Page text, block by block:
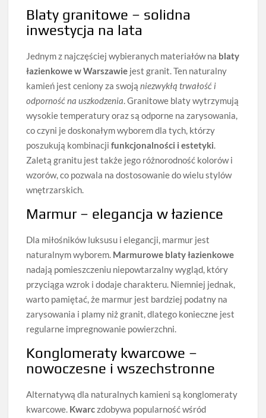
Blaty granitowe – solidna
inwestycja na lata
Jednym z najczęściej wybieranych materiałów na blaty
łazienkowe w Warszawie jest granit. Ten naturalny
kamień jest ceniony za swojąniezwykłą trwałość i
odporność na uszkodzenia. Granitowe blaty wytrzymują
wysokie temperatury oraz są odporne na zarysowania,
co czyni je doskonałym wyborem dla tych, którzy
poszukują kombinacjifunkcjonalności i estetyki.
Zaletą granitu jest także jego różnorodność kolorów i
wzorów, co pozwala na dostosowanie do wielu stylów
wnętrzarskich.
Marmur – elegancja w łazience
Dla miłośników luksusu i elegancji, marmur jest
naturalnym wyborem. Marmurowe blaty łazienkowe
nadają pomieszczeniu niepowtarzalny wygląd, który
przyciąga wzrok i dodaje charakteru. Niemniej jednak,
warto pamiętać, że marmur jest bardziej podatny na
zarysowania i plamy niż granit, dlatego konieczne jest
regularne impregnowanie powierzchni.
Konglomeraty kwarcowe –
nowoczesne i wszechstronne
Alternatywą dla naturalnych kamieni są konglomeraty
kwarcowe. Kwarczdobywa popularność wśród